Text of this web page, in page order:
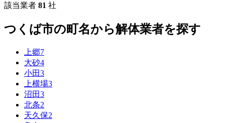
該当業者 81 社
つくば市の町名から解体業者を探す
上郷7
大砂4
小田3
上横場3
沼田3
北条2
天久保2